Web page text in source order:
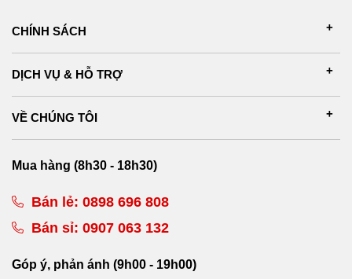
CHÍNH SÁCH
DỊCH VỤ & HỖ TRỢ
VỀ CHÚNG TÔI
Mua hàng (8h30 - 18h30)
Bán lẻ: 0898 696 808
Bán sỉ: 0907 063 132
Góp ý, phản ánh (9h00 - 19h00)